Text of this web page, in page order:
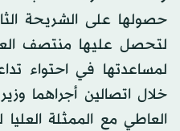
حصولها على الشريحة
لتحصل عليها منتصف
لمساعدتها في احتواء
خلال اتصالين أجراهما
العاطي مع الممثلة